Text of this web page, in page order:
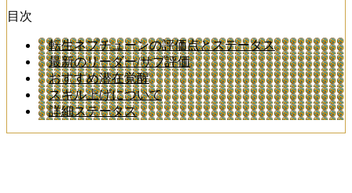
目次
転生ネプチューンの評価点とステータス
最新のリーダー/サブ評価
おすすめ潜在覚醒
スキル上げについて
詳細ステータス